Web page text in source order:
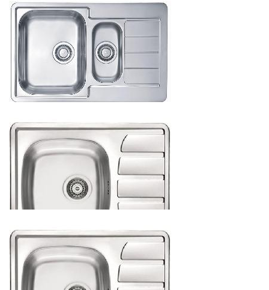
МОЙКА ВРЕЗНАЯ LINE START 50 - 615Х500ММ, САТИН
от 1299.98 р.
от 1419.94р.
МОЙКА ВРЕЗНАЯ ZOOM 10 - 615X500ММ, ЛЕН